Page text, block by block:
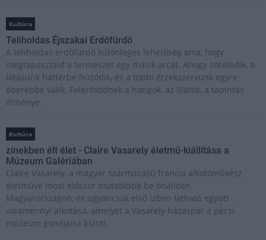
Kultúra
Teliholdas Éjszakai Erdőfürdő
A teliholdas erdőfürdő különleges lehetőség arra, hogy
megtapasztald a természet egy másik arcát. Ahogy sötétedik, a
látásunk háttérbe húzódik, és a többi érzékszervünk egyre
éberebbé válik. Felerősödnek a hangok, az illatok, a tapintás
élménye.
Kultúra
zínekben élt élet - Claire Vasarely életmű-kiállítása a
Múzeum Galériában
Claire Vasarely, a magyar származású francia alkotóművész
életműve most először mutatkozik be önállóan
Magyarországon, és ugyancsak első ízben látható együtt
valamennyi alkotása, amelyet a Vasarely házaspár a pécsi
múzeum gondjaira bízott.